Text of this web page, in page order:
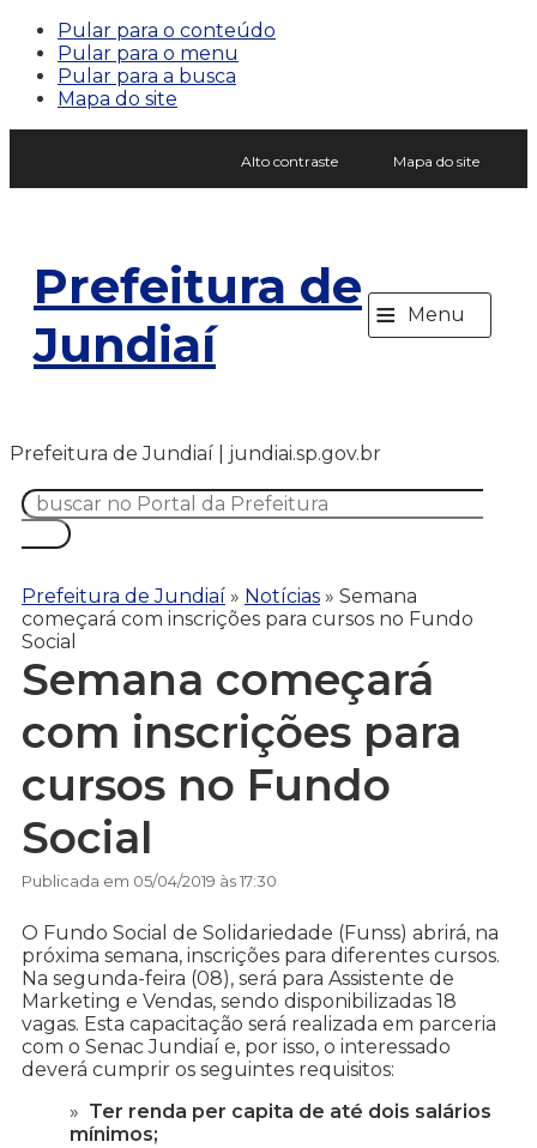
Pular para o conteúdo
Pular para o menu
Pular para a busca
Mapa do site
Alto contraste Mapa do site
Prefeitura de
Jundiaí
≡ Menu
Prefeitura de Jundiaí | jundiai.sp.gov.br
Prefeitura de Jundiaí » Notícias » Semana
começará com inscrições para cursos no Fundo
Social
Semana começará
com inscrições para
cursos no Fundo
Social
Publicada em 05/04/2019 às 17:30
O Fundo Social de Solidariedade (Funss) abrirá, na
próxima semana, inscrições para diferentes cursos.
Na segunda-feira (08), será para Assistente de
Marketing e Vendas, sendo disponibilizadas 18
vagas. Esta capacitação será realizada em parceria
com o Senac Jundiaí e, por isso, o interessado
deverá cumprir os seguintes requisitos:
Ter renda per capita de até dois salários
mínimos;